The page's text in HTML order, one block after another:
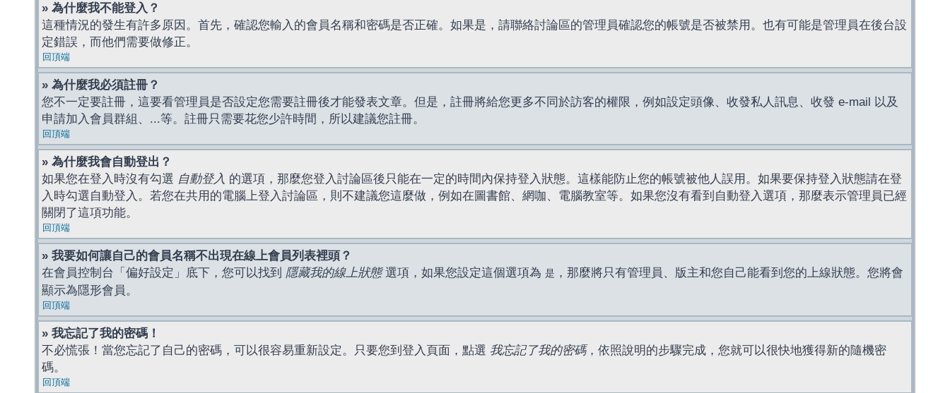
» 為什麼我不能登入？
這種情況的發生有許多原因。首先，確認您輸入的會員名稱和密碼是否正確。如果是，請聯絡討論區的管理員確認您的帳號是否被禁用。也有可能是管理員在後台設
定錯誤，而他們需要做修正。
回頂端
» 為什麼我必須註冊？
您不一定要註冊，這要看管理員是否設定您需要註冊後才能發表文章。但是，註冊將給您更多不同於訪客的權限，例如設定頭像、收發私人訊息、收發 e-mail 以及
申請加入會員群組、...等。註冊只需要花您少許時間，所以建議您註冊。
回頂端
» 為什麼我會自動登出？
如果您在登入時沒有勾選 自動登入 的選項，那麼您登入討論區後只能在一定的時間內保持登入狀態。這樣能防止您的帳號被他人誤用。如果要保持登入狀態請在登
入時勾選自動登入。若您在共用的電腦上登入討論區，則不建議您這麼做，例如在圖書館、網咖、電腦教室等。如果您沒有看到自動登入選項，那麼表示管理員已經
關閉了這項功能。
回頂端
» 我要如何讓自己的會員名稱不出現在線上會員列表裡頭？
在會員控制台「偏好設定」底下，您可以找到 隱藏我的線上狀態選項，如果您設定這個選項為 是 ，那麼將只有管理員、版主和您自己能看到您的上線狀態。您將會
顯示為隱形會員。
回頂端
» 我忘記了我的密碼！
不必慌張！當您忘記了自己的密碼，可以很容易重新設定。只要您到登入頁面，點選 我忘記了我的密碼，依照說明的步驟完成，您就可以很快地獲得新的隨機密
碼。
回頂端